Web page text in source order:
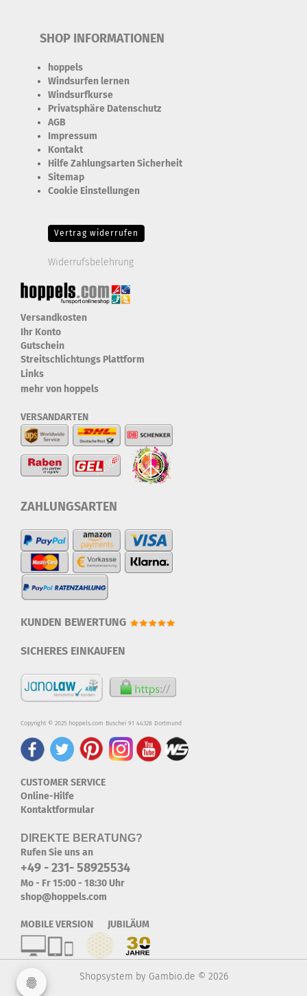
SHOP INFORMATIONEN
hoppels
Windsurfen lernen
Windsurfkurse
Privatsphäre Datenschutz
AGB
Impressum
Kontakt
Hilfe Zahlungsarten Sicherheit
Sitemap
Cookie Einstellungen
Vertrag widerrufen
Widerrufsbelehrung
Versandkosten
Ihr Konto
Gutschein
Streitschlichtungs Plattform
Links
mehr von hoppels
VERSANDARTEN
ZAHLUNGSARTEN
KUNDEN BEWERTUNG
SICHERES EINKAUFEN
Copyright © 2025 hoppels.com Buschei 91 44328 Dortmund
CUSTOMER SERVICE
Online-Hilfe
Kontaktformular
DIREKTE BERATUNG?
Rufen Sie uns an
+49 - 231- 58925534
Mo - Fr 15:00 - 18:30 Uhr
shop@hoppels.com
MOBILE VERSION JUBILÄUM
Shopsystem by Gambio.de © 2026